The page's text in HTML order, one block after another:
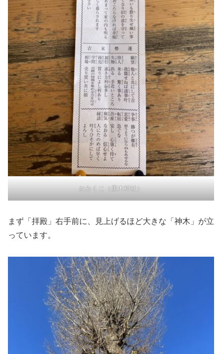
おみくじ（居木神社）
まず「拝殿」右手前に、見上げるほど大きな「神木」が立
っています。